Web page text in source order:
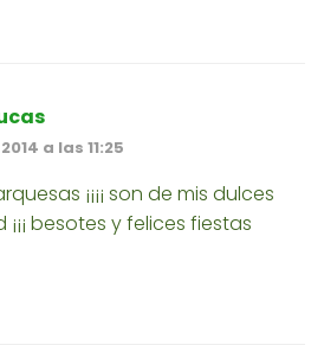
a las 11:25
¡¡¡¡ son de mis dulces
besotes y felices fiestas